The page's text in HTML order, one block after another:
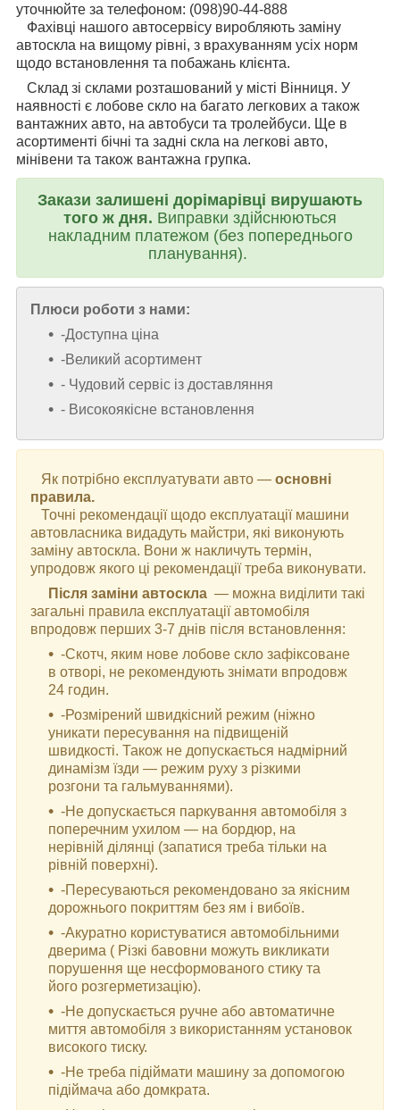
уточнюйте за телефоном: (098)90-44-888
Фахівці нашого автосервісу виробляють заміну
автоскла на вищому рівні, з врахуванням усіх норм
щодо встановлення та побажань клієнта.
Склад зі склами розташований у місті Вінниця. У
наявності є лобове скло на багато легкових а також
вантажних авто, на автобуси та тролейбуси. Ще в
асортименті бічні та задні скла на легкові авто,
мінівени та також вантажна групка.
Закази залишені дорімарівці вирушають
того ж дня. Виправки здійснюються
накладним платежом (без попереднього
планування).
Плюси роботи з нами:
-Доступна ціна
-Великий асортимент
- Чудовий сервіс із доставляння
- Високоякісне встановлення
Як потрібно експлуатувати авто — основні
правила.
Точні рекомендації щодо експлуатації машини
автовласника видадуть майстри, які виконують
заміну автоскла. Вони ж накличуть термін,
упродовж якого ці рекомендації треба виконувати.
Після заміни автоскла — можна виділити такі
загальні правила експлуатації автомобіля
впродовж перших 3-7 днів після встановлення:
-Скотч, яким нове лобове скло зафіксоване
в отворі, не рекомендують знімати впродовж
24 годин.
-Розмірений швидкісний режим (ніжно
уникати пересування на підвищеній
швидкості. Також не допускається надмірний
динамізм їзди — режим руху з різкими
розгони та гальмуваннями).
-Не допускається паркування автомобіля з
поперечним ухилом — на бордюр, на
нерівній ділянці (запатися треба тільки на
рівній поверхні).
-Пересуваються рекомендовано за якісним
дорожнього покриттям без ям і вибоїв.
-Акуратно користуватися автомобільними
дверима ( Різкі бавовни можуть викликати
порушення ще несформованого стику та
його розгерметизацію).
-Не допускається ручне або автоматичне
миття автомобіля з використанням установок
високого тиску.
-Не треба підіймати машину за допомогою
підіймача або домкрата.